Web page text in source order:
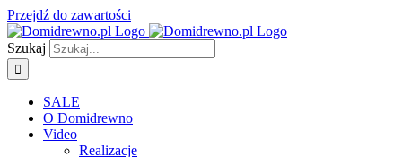
Przejdź do zawartości
Szukaj
SALE
O Domidrewno
Video
Realizacje